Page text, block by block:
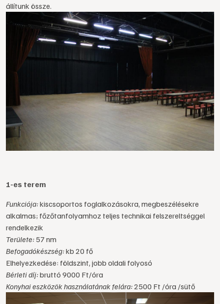
állítunk össze.
1-es terem
Funkciója:kiscsoportos foglalkozásokra, megbeszélésekre
alkalmas; főzőtanfolyamhoz teljes technikai felszereltséggel
rendelkezik
Területe: 57 nm
Befogadókészség:kb 20 fő
Elhelyezkedése: földszint, jobb oldali folyosó
Bérleti díj:bruttó 9000 Ft/óra
Konyhai eszközök használatának felára:2500 Ft /óra /sütő